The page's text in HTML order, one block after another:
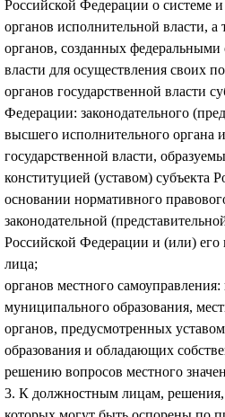
Российской Федерации о системе
органов исполнительной власти,
органов, созданных
власти для осуществления своих
органов государственной власти
Федерации: законодательного
высшего исполнительного органа
государственной власти,
конституцией (уставом) субъекта
основании нормативного
законодательной
Российской Федерации и (или)
лица;
органов местного самоуправления:
муниципального образования,
органов, предусмотренных
образования и обладающих
решению вопросов местного
3. К должностным лицам, решения,